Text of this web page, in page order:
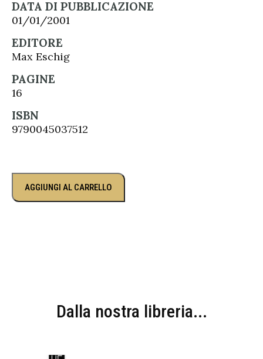
DATA DI PUBBLICAZIONE
01/01/2001
EDITORE
Max Eschig
PAGINE
16
ISBN
9790045037512
AGGIUNGI AL CARRELLO
Dalla nostra libreria...